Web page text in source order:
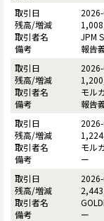
JPM
報告
モル
報告
モル
ー
ー